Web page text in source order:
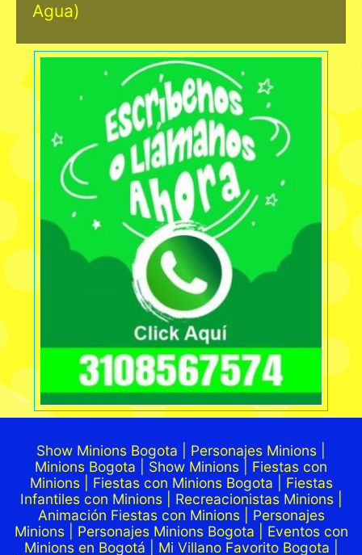
Agua)
Show Minions Bogota | Personajes Minions |
Minions Bogota | Show Minions | Fiestas con
Minions | Fiestas con Minions Bogota | Fiestas
Infantiles con Minions | Recreacionistas Minions |
Animación Fiestas con Minions | Personajes
Minions | Personajes Minions Bogota | Eventos con
Minions en Bogotá | Mi Villano Favorito Bogota |